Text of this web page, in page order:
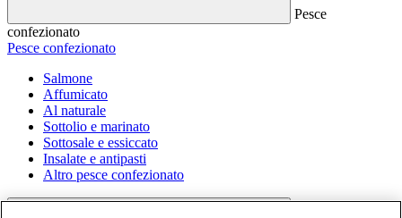
Pesce
confezionato
Pesce confezionato
Salmone
Affumicato
Al naturale
Sottolio e marinato
Sottosale e essiccato
Insalate e antipasti
Altro pesce confezionato